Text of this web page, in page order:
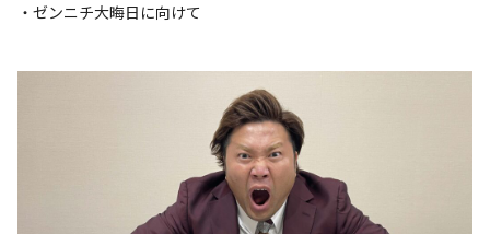
・ゼンニチ大晦日に向けて